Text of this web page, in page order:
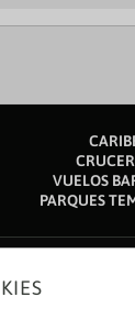
VUELOS
PARQUES